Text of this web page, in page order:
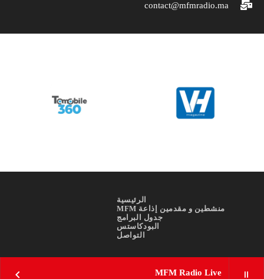
pause
MFM Radio Live
keyboard_arrow_right
contact@mfmradio.ma
الرئيسية
منشطين و مقدمين إذاعة MFM
جدول البرامج
البودكاستس
التواصل